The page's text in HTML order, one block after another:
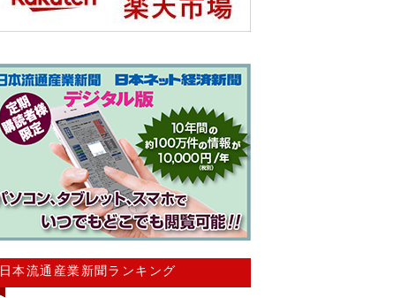
日本流通産業新聞ランキング